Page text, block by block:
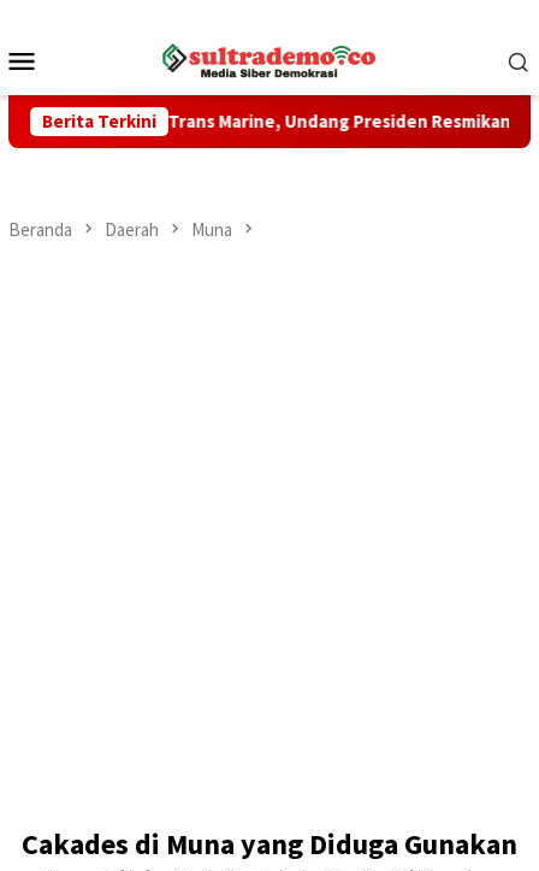
konten
Mobile
Berita Terkini
Trans Marine, Undang Presiden Resmikan Sejumlah Proyek
Beranda Daerah Muna
Cakades di Muna yang Diduga Gunakan